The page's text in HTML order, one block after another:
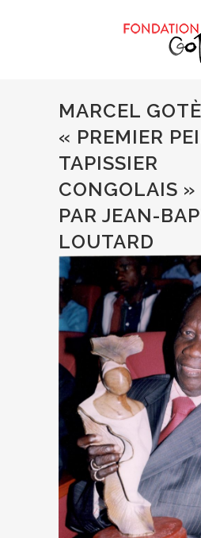
MARCEL
« PREMIER
TAPISSIER
CONGOLAIS »
PAR JEAN-
LOUTARD